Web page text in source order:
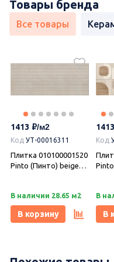
Товары бренда
Все товары
1413
Код УТ-00016311
Плитка 010100001520
Pinto (Пинто) beige
В наличии 28.65 м2
В корзину
1413
Код
В
В